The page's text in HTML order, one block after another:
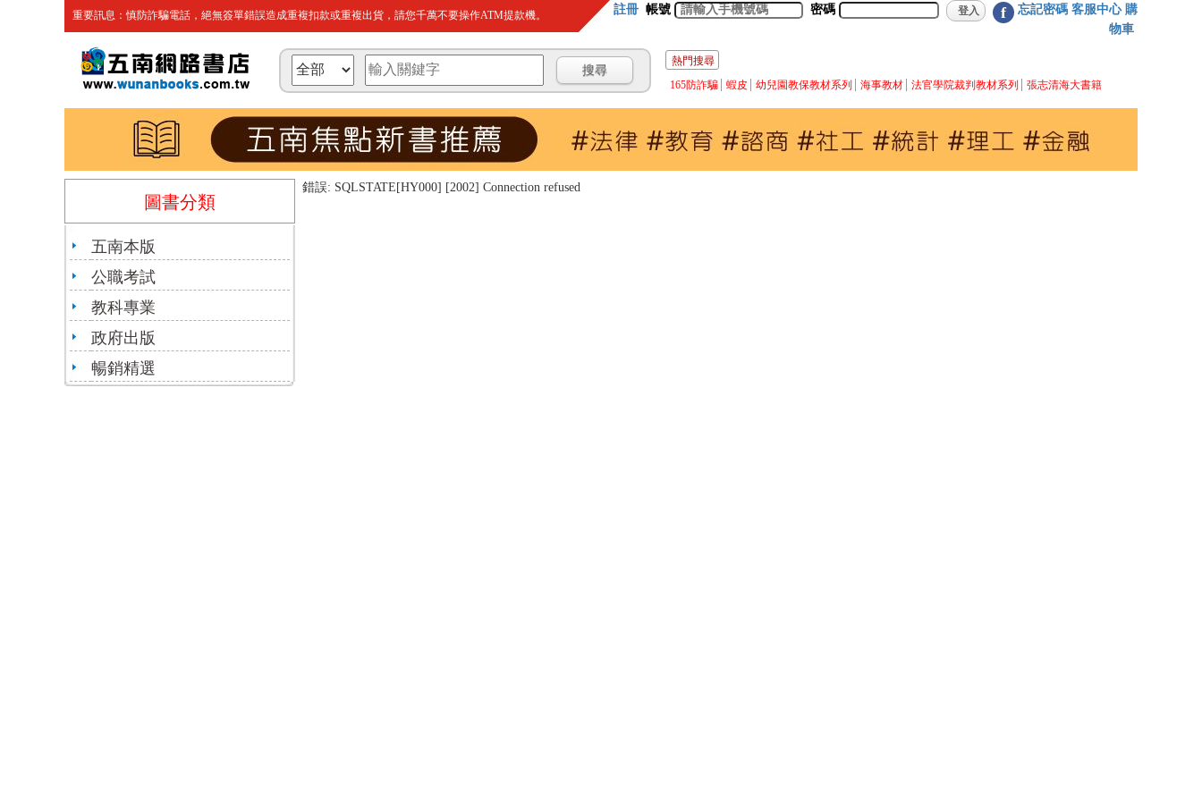
重要訊息：慎防詐騙電話，絕無簽單錯誤造成重複扣款或重複出貨，請您千萬不要操作ATM提款機。 註冊 帳號 密碼 f 忘記密碼 客服中心 購
物車
熱門搜尋
165防詐騙
蝦皮 幼兒園教保教材系列 海事教材 法官學院裁判教材系列 張志清海大書籍
圖書分類
五南本版
公職考試
教科專業
政府出版
暢銷精選
錯誤: SQLSTATE[HY000] [2002] Connection refused